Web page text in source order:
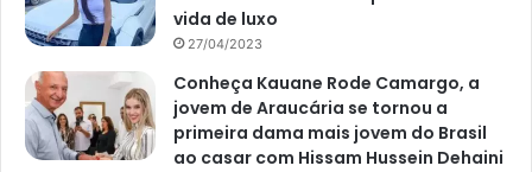
vida de luxo
27/04/2023
Conheça Kauane Rode Camargo, a
jovem de Araucária se tornou a
primeira dama mais jovem do Brasil
ao casar com Hissam Hussein Dehaini